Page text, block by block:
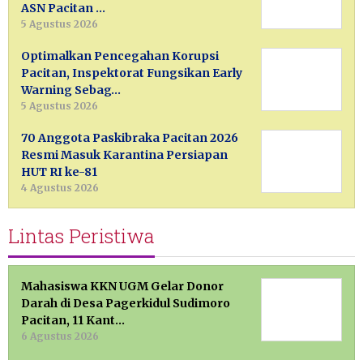
ASN Pacitan …
5 Agustus 2026
Optimalkan Pencegahan Korupsi
Pacitan, Inspektorat Fungsikan Early
Warning Sebag…
5 Agustus 2026
70 Anggota Paskibraka Pacitan 2026
Resmi Masuk Karantina Persiapan
HUT RI ke-81
4 Agustus 2026
Lintas Peristiwa
Mahasiswa KKN UGM Gelar Donor
Darah di Desa Pagerkidul Sudimoro
Pacitan, 11 Kant…
6 Agustus 2026